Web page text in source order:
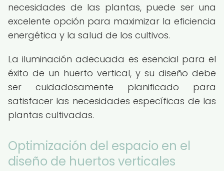
necesidades de las plantas, puede ser una
excelente opción para maximizar la eficiencia
energética y la salud de los cultivos.
La iluminación adecuada es esencial para el
éxito de un huerto vertical, y su diseño debe
ser cuidadosamente planificado para
satisfacer las necesidades específicas de las
plantas cultivadas.
Optimización del espacio en el
diseño de huertos verticales